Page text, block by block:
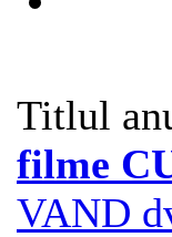
Titlul
filme
VAND